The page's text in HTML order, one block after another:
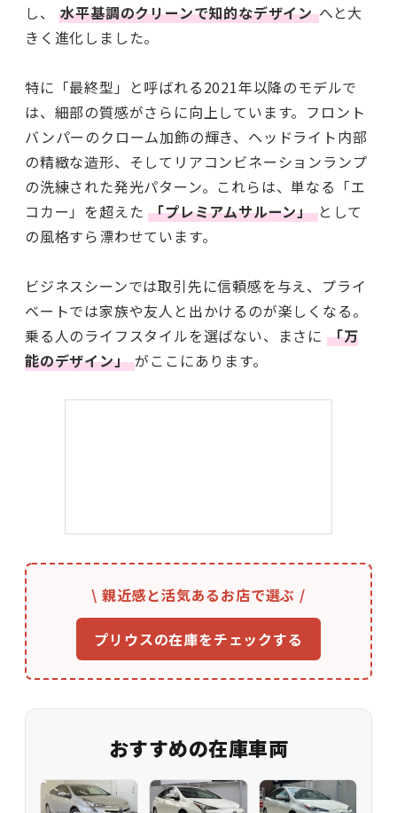
し、水平基調のクリーンで知的なデザインへと大
きく進化しました。
特に「最終型」と呼ばれる2021年以降のモデルで
は、細部の質感がさらに向上しています。フロント
バンパーのクローム加飾の輝き、ヘッドライト内部
の精緻な造形、そしてリアコンビネーションランプ
の洗練された発光パターン。これらは、単なる「エ
コカー」を超えた「プレミアムサルーン」として
の風格すら漂わせています。
ビジネスシーンでは取引先に信頼感を与え、プライ
ベートでは家族や友人と出かけるのが楽しくなる。
乗る人のライフスタイルを選ばない、まさに 「万
能のデザイン」がここにあります。
\ 親近感と活気あるお店で選ぶ /
プリウスの在庫をチェックする
おすすめの在庫車両